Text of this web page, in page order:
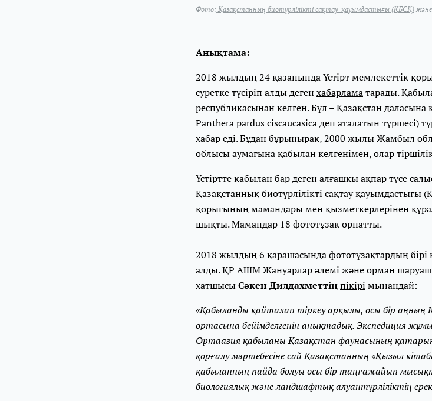
Фото: Қазақстанның биотүрлілікті сақтау қауымдастығы (ҚБСҚ) және
Анықтама:
2018 жылдың 24 қазанында Үстірт мемлекеттік
суретке түсіріп алды деген хабарламатарады.
республикасынан келген. Бұл – Қазақстан
Panthera pardus ciscaucasica деп аталатын түршесі)
хабар еді. Бұдан бұрынырақ, 2000 жылы Жамбыл
облысы аумағына қабылан келгенімен, олар
Үстіртте қабылан бар деген алғашқы ақпар түсе
Қазақстаннық биотүрлілікті сақтау қауымдастығы
қорығының мамандары мен қызметкерлерінен
шықты. Мамандар 18 фототұзақ орнатты.
2018 жылдың 6 қарашасында фототұзақтардың бірі
алды. ҚР АШМ Жануарлар әлемі және орман
хатшысыСәкен Дилдахметтіңпікірі мынандай:
«Қабыланды қайталап тіркеу арқылы, осы бір аңның
ортасына бейімделгенін анықтадық. Экспедиция
Ортаазия қабыланы Қазақстан фаунасының
қорғалу мәртебесіне сай Қазақстанның «Қызыл
қабыланның пайда болуы осы бір таңғажайып
биологиялық және ландшафтық алуантүрліліктің